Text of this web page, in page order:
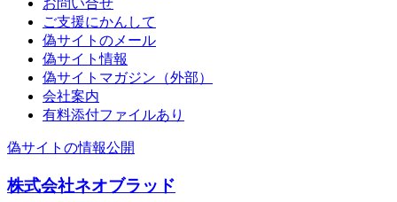
お問い合せ
ご支援にかんして
偽サイトのメール
偽サイト情報
偽サイトマガジン（外部）
会社案内
有料添付ファイルあり
偽サイトの情報公開
株式会社ネオブラッド